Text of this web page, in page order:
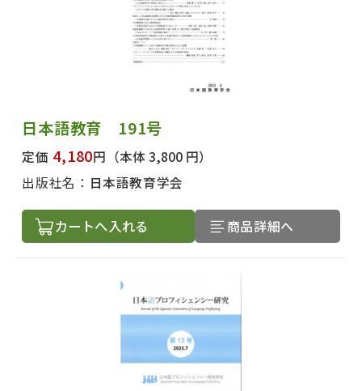
日本語教育 191号
定価 4,180円 （本体 3,800 円）
出版社名： 日本語教育学会
カートへ入れる 商品詳細へ